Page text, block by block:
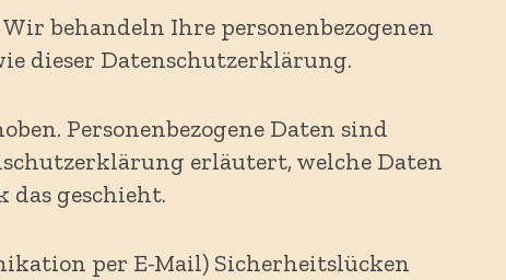
behandeln Ihre personenbezogenen
dieser Datenschutzerklärung.
Personenbezogene Daten sind
erläutert, welche Daten
das geschieht.
per E-Mail) Sicherheitslücken